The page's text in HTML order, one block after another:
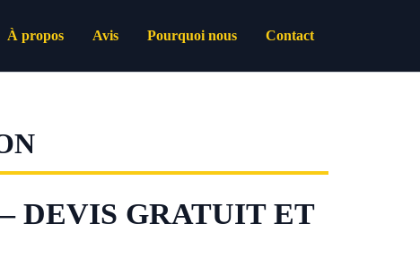
À propos Avis Pourquoi nous Contact
DEVIS GRATUIT ET